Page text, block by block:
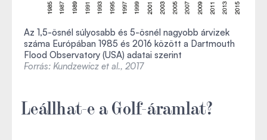
Az 1,5-ösnél súlyosabb és 5-ösnél nagyobb árvizek
száma Európában 1985 és 2016 között a Dartmouth
Flood Observatory (USA) adatai szerint
Forrás: Kundzewicz et al., 2017
Leállhat-e a Golf-áramlat?